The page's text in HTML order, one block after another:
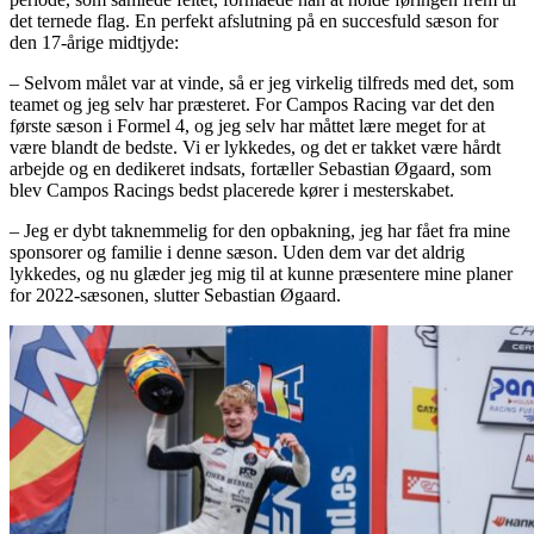
det ternede flag. En perfekt afslutning på en succesfuld sæson for
den 17-årige midtjyde:
– Selvom målet var at vinde, så er jeg virkelig tilfreds med det, som
teamet og jeg selv har præsteret. For Campos Racing var det den
første sæson i Formel 4, og jeg selv har måttet lære meget for at
være blandt de bedste. Vi er lykkedes, og det er takket være hårdt
arbejde og en dedikeret indsats, fortæller Sebastian Øgaard, som
blev Campos Racings bedst placerede kører i mesterskabet.
– Jeg er dybt taknemmelig for den opbakning, jeg har fået fra mine
sponsorer og familie i denne sæson. Uden dem var det aldrig
lykkedes, og nu glæder jeg mig til at kunne præsentere mine planer
for 2022-sæsonen, slutter Sebastian Øgaard.